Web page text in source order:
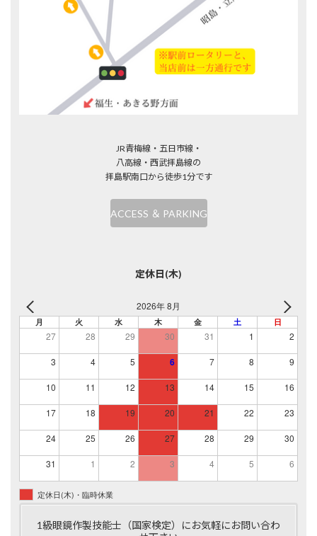
JR青梅線・五日市線・
八高線・西武拝島線の
拝島駅南口から徒歩1分です
ACCESS ＆ PARKING
定休日(木)
2026年 8月
月 火 水 木 金 土 日
27 28 29 30 31 1 2
3 4 5 6 7 8 9
10 11 12 13 14 15 16
17 18 19 20 21 22 23
24 25 26 27 28 29 30
31 1 2 3 4 5 6
定休日(木)・臨時休業
1級眼鏡作製技能士（国家検定）にお気軽にお問い合わ